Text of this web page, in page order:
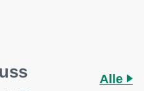
Alle